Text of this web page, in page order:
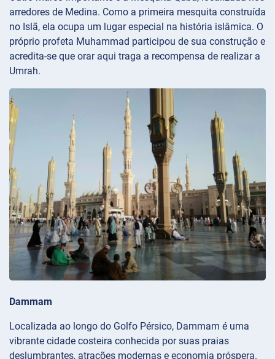
arredores de Medina. Como a primeira mesquita construída
no Islã, ela ocupa um lugar especial na história islâmica. O
próprio profeta Muhammad participou de sua construção e
acredita-se que orar aqui traga a recompensa de realizar a
Umrah.
Dammam
Localizada ao longo do Golfo Pérsico, Dammam é uma
vibrante cidade costeira conhecida por suas praias
deslumbrantes, atrações modernas e economia próspera.